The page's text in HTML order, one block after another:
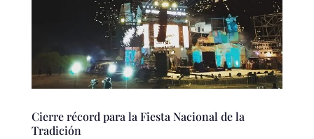
Cierre récord para la Fiesta Nacional de la
Tradición